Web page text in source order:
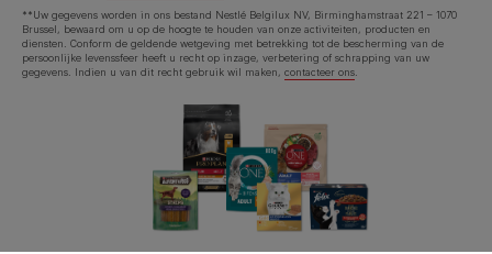
**Uw gegevens worden in ons bestand Nestlé Belgilux NV, Birminghamstraat 221 – 1070
Brussel, bewaard om u op de hoogte te houden van onze activiteiten, producten en
diensten. Conform de geldende wetgeving met betrekking tot de bescherming van de
persoonlijke levenssfeer heeft u recht op inzage, verbetering of schrapping van uw
gegevens. Indien u van dit recht gebruik wil maken, contacteer ons.
©Reg. Trademark of Nestlé S.A.
Privacyverklaring Cookies